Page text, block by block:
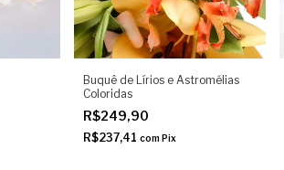
Buquê de Lírios e Astromélias
Coloridas
R$249,90
R$237,41 com Pix